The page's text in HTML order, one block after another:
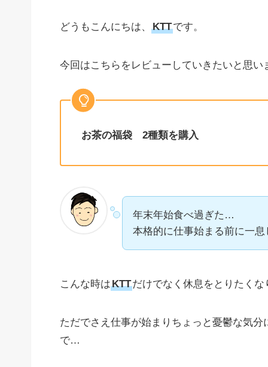
どうもこんにちは、 KTTです。
今回はこちらをレビューしていきたいと思い
お茶の福袋 2種類を購入
年末年始食べ過ぎた…
本格的に仕事始まる前に一息
こんな時はKTTだけでなく休息をとりたくな
ただでさえ仕事が始まりちょっと憂鬱な気
で…